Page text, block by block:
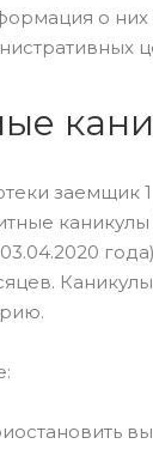
о них
заемщик